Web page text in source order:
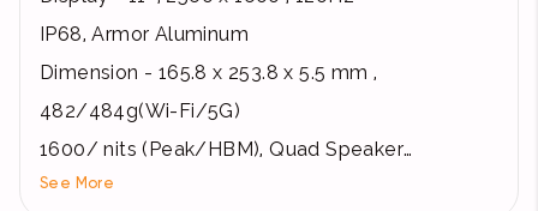
IP68, Armor Aluminum
Dimension - 165.8 x 253.8 x 5.5 mm ,
482/484g(Wi-Fi/5G)
1600/ nits (Peak/HBM), Quad Speaker
Camera- Rear 13MP Front 12 MP UW
See More